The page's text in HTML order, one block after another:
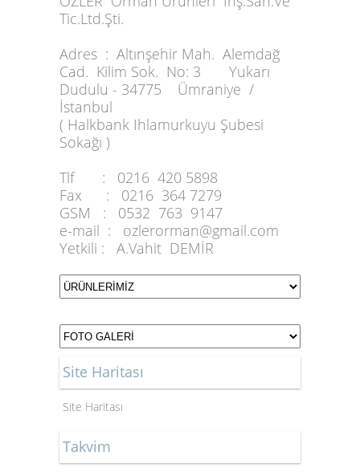
Tic.Ltd.Şti.
Adres : Altınşehir Mah. Alemdağ
Cad. Kilim Sok. No: 3 Yukarı
Dudulu - 34775 Ümraniye /
İstanbul
( Halkbank Ihlamurkuyu Şubesi
Sokağı )
Tlf :
0216 420 5898
Fax :
0216 364 7279
GSM :
0532 763 9147
e-mail :
ozlerorman@gmail.com
Yetkili :
A.Vahit DEMİR
Site Haritası
Site Haritası
Takvim